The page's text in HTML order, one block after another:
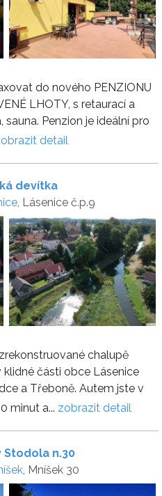
do nového PENZIONU
LHOTY, s retaurací a
Penzion je ideální pro
detail
devítka
, Lásenice č.p.9
chalupě
klidné části obce Lásenice
a Třeboně. Autem jste v
minut a... zobrazit detail
n.30
, Mníšek 30